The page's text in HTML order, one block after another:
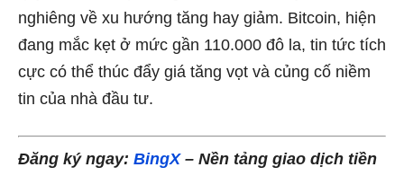
nghiêng về xu hướng tăng hay giảm. Bitcoin, hiện
đang mắc kẹt ở mức gần 110.000 đô la, tin tức tích
cực có thể thúc đẩy giá tăng vọt và củng cố niềm
tin của nhà đầu tư.
Đăng ký ngay: BingX– Nền tảng giao dịch tiền